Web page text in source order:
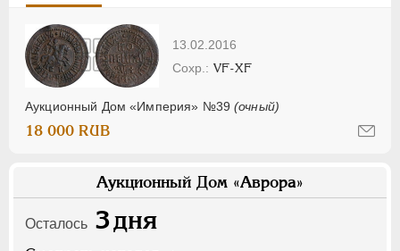
13.02.2016
Аукционный Дом «Империя» №39(очный)
VF-XF
18 000 RUB
Аукционный Дом «Аврора»
Осталось 3дня